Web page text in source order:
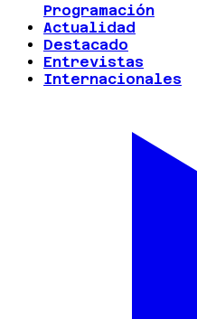
Programación
Actualidad
Destacado
Entrevistas
Internacionales